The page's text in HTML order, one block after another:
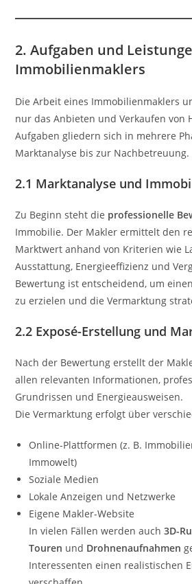
2. Aufgaben und
Immobilienmaklers
Die Arbeit eines Immobilienmaklers
nur das Anbieten und Verkaufen von
Aufgaben gliedern sich in mehrere
Marktanalyse bis zur Nachbetreuung.
2.1 Marktanalyse und
Zu Beginn steht die professionelle
Immobilie. Der Makler ermittelt den
Marktwert anhand von Kriterien wie
Ausstattung, Energieeffizienz und
Bewertung ist entscheidend, um
zu erzielen und die Vermarktung
2.2 Exposé-Erstellung und
Nach der Bewertung erstellt der
allen relevanten Informationen,
Grundrissen und Energieausweisen.
Die Vermarktung erfolgt über
Online-Plattformen (z. B.
Immowelt)
Soziale Medien
Lokale Anzeigen und Netzwerke
Eigene Makler-Website
In vielen Fällen werden auch3D-
Touren und Drohnenaufnahmen
Interessenten einen realistischen